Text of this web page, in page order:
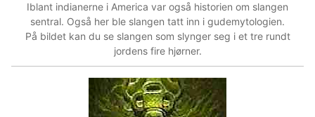
Iblant indianerne i America var også historien om slangen
sentral. Også her ble slangen tatt inn i gudemytologien.
På bildet kan du se slangen som slynger seg i et tre rundt
jordens fire hjørner.